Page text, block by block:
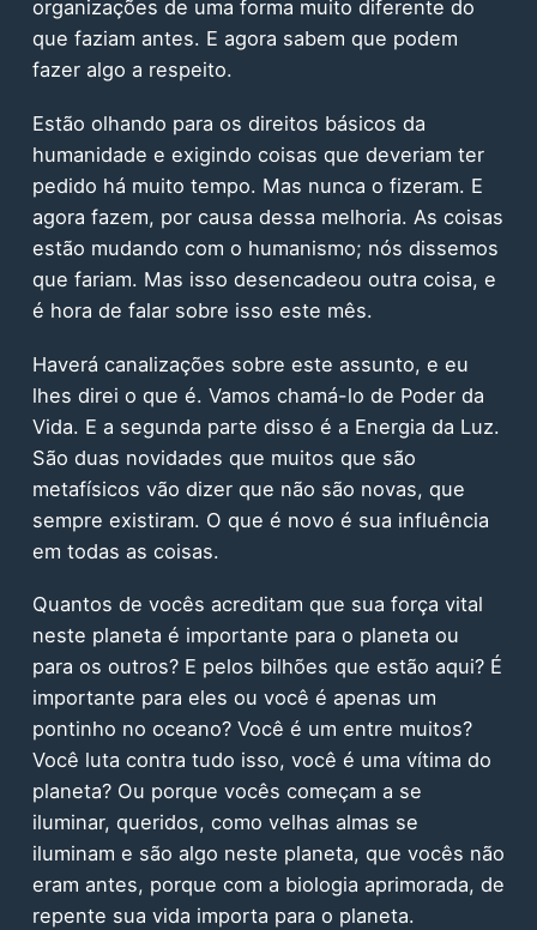
organizações de uma forma muito diferente do
que faziam antes. E agora sabem que podem
fazer algo a respeito.
Estão olhando para os direitos básicos da
humanidade e exigindo coisas que deveriam ter
pedido há muito tempo. Mas nunca o fizeram. E
agora fazem, por causa dessa melhoria. As coisas
estão mudando com o humanismo; nós dissemos
que fariam. Mas isso desencadeou outra coisa, e
é hora de falar sobre isso este mês.
Haverá canalizações sobre este assunto, e eu
lhes direi o que é. Vamos chamá-lo de Poder da
Vida. E a segunda parte disso é a Energia da Luz.
São duas novidades que muitos que são
metafísicos vão dizer que não são novas, que
sempre existiram. O que é novo é sua influência
em todas as coisas.
Quantos de vocês acreditam que sua força vital
neste planeta é importante para o planeta ou
para os outros? E pelos bilhões que estão aqui? É
importante para eles ou você é apenas um
pontinho no oceano? Você é um entre muitos?
Você luta contra tudo isso, você é uma vítima do
planeta? Ou porque vocês começam a se
iluminar, queridos, como velhas almas se
iluminam e são algo neste planeta, que vocês não
eram antes, porque com a biologia aprimorada, de
repente sua vida importa para o planeta.